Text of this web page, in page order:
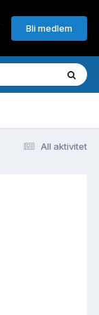
Bli medlem
All aktivitet